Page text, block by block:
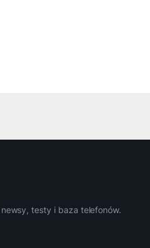
testy i baza telefonów.